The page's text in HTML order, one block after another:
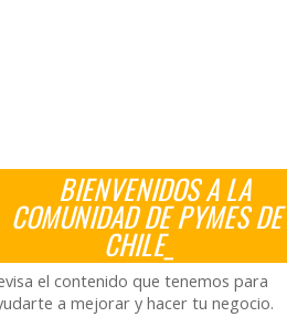
BIENVENIDOS A LA
COMUNIDAD DE PYMES DE
CHILE_
el contenido que tenemos para
a mejorar y hacer tu negocio.